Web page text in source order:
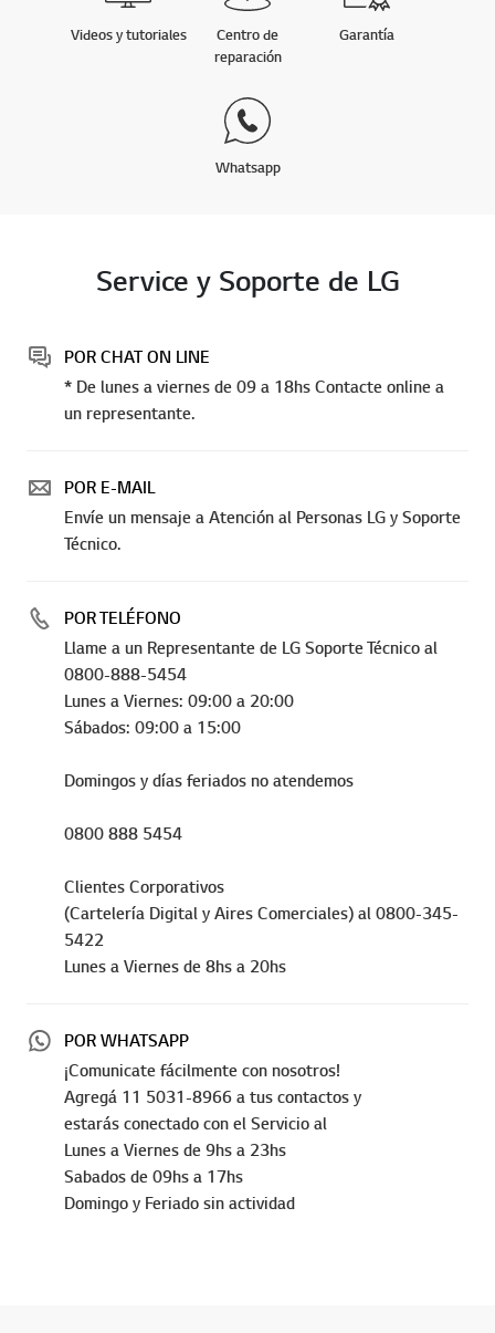
Videos y tutoriales
Centro de
reparación
Garantía
Whatsapp
Service y Soporte de LG
POR CHAT ON LINE
* De lunes a viernes de 09 a 18hs Contacte online a
un representante.
POR E-MAIL
Envíe un mensaje a Atención al Personas LG y Soporte
Técnico.
POR TELÉFONO
Llame a un Representante de LG Soporte Técnico al
0800-888-5454
Lunes a Viernes: 09:00 a 20:00
Sábados: 09:00 a 15:00
Domingos y días feriados no atendemos
0800 888 5454
Clientes Corporativos
(Cartelería Digital y Aires Comerciales) al 0800-345-
5422
Lunes a Viernes de 8hs a 20hs
POR WHATSAPP
¡Comunicate fácilmente con nosotros!
Agregá 11 5031-8966 a tus contactos y
estarás conectado con el Servicio al
Lunes a Viernes de 9hs a 23hs
Sabados de 09hs a 17hs
Domingo y Feriado sin actividad